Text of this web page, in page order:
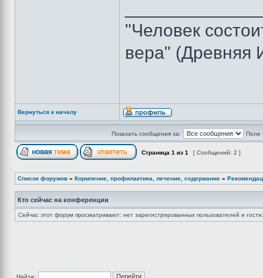
"Человек
вера" (Древняя
Вернуться к началу
Показать сообщения за: Поле
Страница 1 из 1 [ Сообщений: 2 ]
Список форумов » Кормление, профилактика, лечение, содержание »
Кто сейчас на конференции
Сейчас этот форум просматривают: нет зарегистрированных пользователей и
Найти: